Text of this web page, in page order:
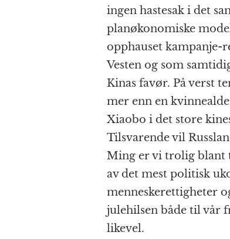
ingen hastesak i det
planøkonomiske
opphauset
Vesten og som
Kinas favør. På verst
mer enn en
Xiaobo i det store
Tilsvarende vil
Ming er vi trolig blant
av det mest politisk
menneskerettigheter
julehilsen både til vår
likevel.